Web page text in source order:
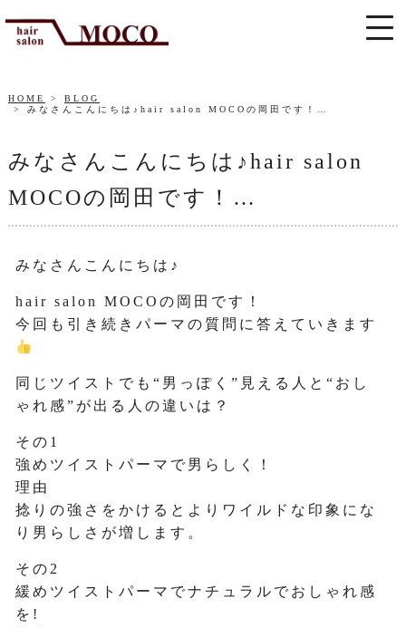
HOME
BLOG
みなさんこんにちは♪hair salon MOCOの岡田です！…
みなさんこんにちは♪hair salon
MOCOの岡田です！…
みなさんこんにちは♪
hair salon MOCOの岡田です！
今回も引き続きパーマの質問に答えていきます
同じツイストでも“男っぽく”見える人と“おし
ゃれ感”が出る人の違いは？
その1
強めツイストパーマで男らしく！
理由
捻りの強さをかけるとよりワイルドな印象にな
り男らしさが増します。
その2
緩めツイストパーマでナチュラルでおしゃれ感
を!